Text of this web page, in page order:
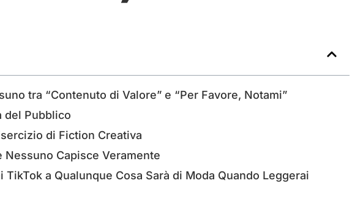
tra “Contenuto di Valore” e “Per Favore, Notami”
del Pubblico
di Fiction Creativa
Nessuno Capisce Veramente
TikTok a Qualunque Cosa Sarà di Moda Quando Leggerai